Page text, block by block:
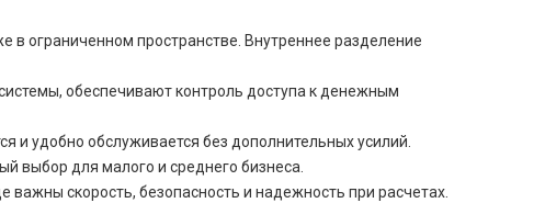
ограниченном пространстве. Внутреннее разделение
обеспечивают контроль доступа к денежным
и удобно обслуживается без дополнительных усилий.
выбор для малого и среднего бизнеса.
скорость, безопасность и надежность при расчетах.